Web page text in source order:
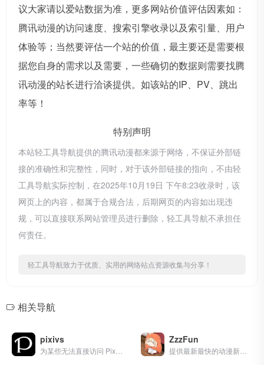
议大家请以爱站数据为准，更多网站价值评估因素如：
腾讯动漫的访问速度、搜索引擎收录以及索引量、用户
体验等；当然要评估一个站的价值，最主要还是需要根
据您自身的需求以及需要，一些确切的数据则需要找腾
讯动漫的站长进行洽谈提供。如该站的IP、PV、跳出
率等！
特别声明
本站轻工具导航提供的腾讯动漫都来源于网络，不保证外部链
接的准确性和完整性，同时，对于该外部链接的指向，不由轻
工具导航实际控制，在2025年10月19日 下午8:23收录时，该
网页上的内容，都属于合规合法，后期网页的内容如出现违
规，可以直接联系网站管理员进行删除，轻工具导航不承担任
何责任。
轻工具导航致力于优质、实用的网络站点资源收集与分享！
相关导航
pixivs ZzzFun